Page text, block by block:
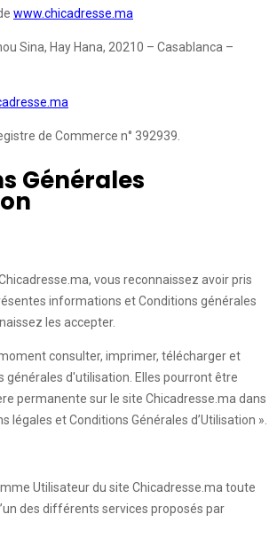
www.chicadresse.ma
Sina, Hay Hana, 20210 – Casablanca –
de Commerce n° 392939.
Générales
vous reconnaissez avoir pris
informations et Conditions générales
les accepter.
consulter, imprimer, télécharger et
générales d'utilisation. Elles pourront être
permanente sur le site Chicadresse.ma dans
légales et Conditions Générales d’Utilisation ».
Utilisateur du site Chicadresse.ma toute
des différents services proposés par